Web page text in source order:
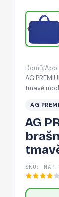
Domů/
AG
tmavě
AG
AG
SKU: